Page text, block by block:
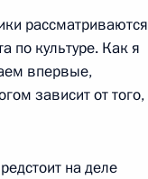
рассматриваются
по культуре. Как я
впервые,
зависит от того,
на деле